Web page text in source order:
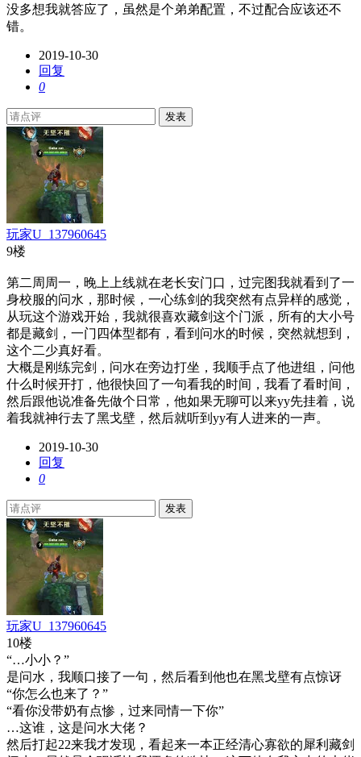
没多想我就答应了，虽然是个弟弟配置，不过配合应该还不
错。
2019-10-30
回复
0
发表
玩家U_137960645
9楼
第二周周一，晚上上线就在老长安门口，过完图我就看到了一
身校服的问水，那时候，一心练剑的我突然有点异样的感觉，
从玩这个游戏开始，我就很喜欢藏剑这个门派，所有的大小号
都是藏剑，一门四体型都有，看到问水的时候，突然就想到，
这个二少真好看。
大概是刚练完剑，问水在旁边打坐，我顺手点了他进组，问他
什么时候开打，他很快回了一句看我的时间，我看了看时间，
然后跟他说准备先做个日常，他如果无聊可以来yy先挂着，说
着我就神行去了黑戈壁，然后就听到yy有人进来的一声。
2019-10-30
回复
0
发表
玩家U_137960645
10楼
“…小小？”
是问水，我顺口接了一句，然后看到他也在黑戈壁有点惊讶
“你怎么也来了？”
“看你没带奶有点惨，过来同情一下你”
…这谁，这是问水大佬？
然后打起22来我才发现，看起来一本正经清心寡欲的犀利藏剑